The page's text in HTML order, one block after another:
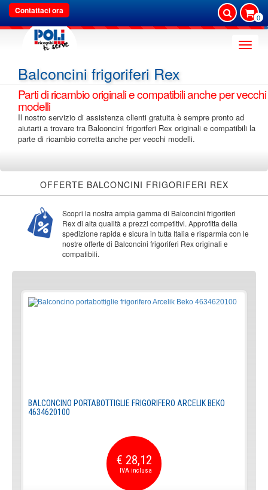
Contattaci ora
0
Toggle
Balconcini frigoriferi Rex
Parti di ricambio originali e compatibili anche per vecchi
modelli
Il nostro servizio di assistenza clienti gratuita è sempre pronto ad
aiutarti a trovare tra Balconcini frigoriferi Rex originali e compatibili la
parte di ricambio corretta anche per vecchi modelli.
OFFERTE BALCONCINI FRIGORIFERI REX
Scopri la nostra ampia gamma di Balconcini frigoriferi
Rex di alta qualità a prezzi competitivi. Approfitta della
spedizione rapida e sicura in tutta Italia e risparmia con le
nostre offerte di Balconcini frigoriferi Rex originali e
compatibili.
BALCONCINO PORTABOTTIGLIE FRIGORIFERO ARCELIK BEKO
4634620100
€ 28,12